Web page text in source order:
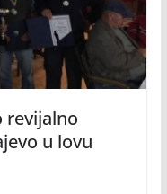
revijalno
u lovu